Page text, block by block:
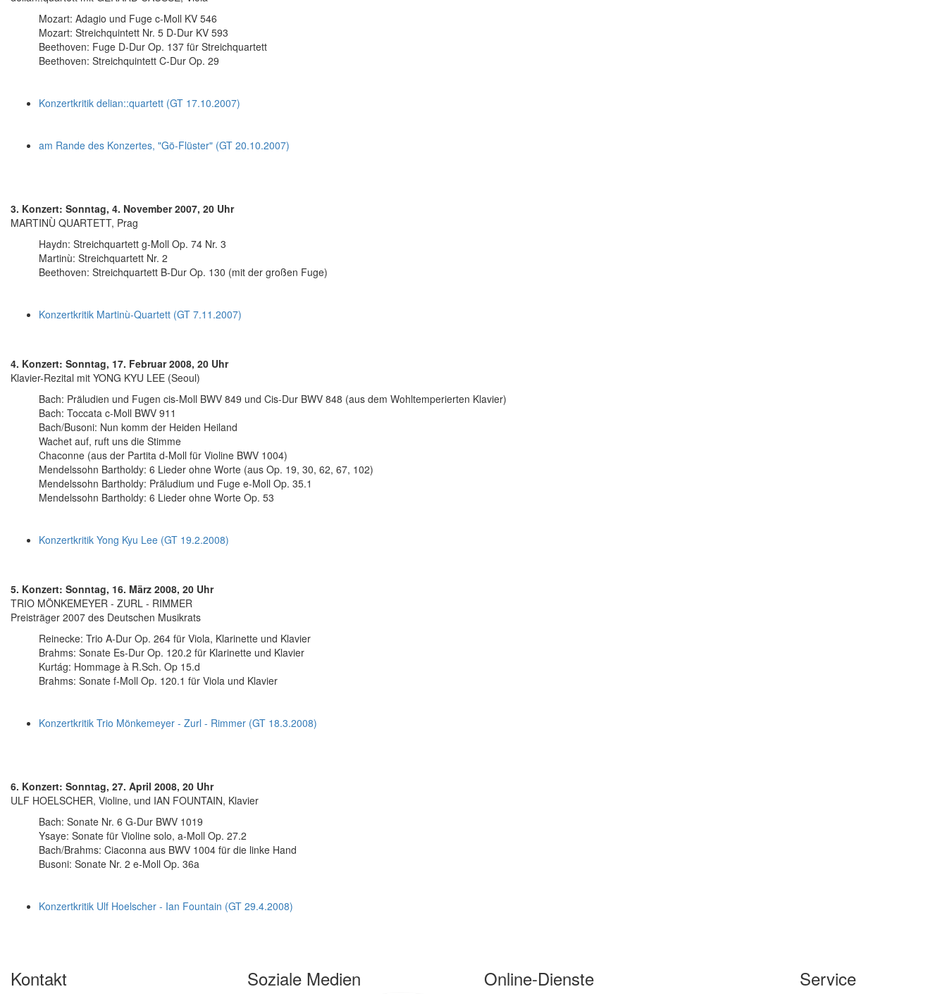
Mozart: Adagio und Fuge c-Moll KV 546
Mozart: Streichquintett Nr. 5 D-Dur KV 593
Beethoven: Fuge D-Dur Op. 137 für Streichquartett
Beethoven: Streichquintett C-Dur Op. 29
Konzertkritik delian::quartett (GT 17.10.2007)
am Rande des Konzertes, "Gö-Flüster" (GT 20.10.2007)
3. Konzert: Sonntag, 4. November 2007, 20 Uhr
MARTINÙ QUARTETT, Prag
Haydn: Streichquartett g-Moll Op. 74 Nr. 3
Martinù: Streichquartett Nr. 2
Beethoven: Streichquartett B-Dur Op. 130 (mit der großen Fuge)
Konzertkritik Martinù-Quartett (GT 7.11.2007)
4. Konzert: Sonntag, 17. Februar 2008, 20 Uhr
Klavier-Rezital mit YONG KYU LEE (Seoul)
Bach: Präludien und Fugen cis-Moll BWV 849 und Cis-Dur BWV 848 (aus dem Wohltemperierten Klavier)
Bach: Toccata c-Moll BWV 911
Bach/Busoni: Nun komm der Heiden Heiland
Wachet auf, ruft uns die Stimme
Chaconne (aus der Partita d-Moll für Violine BWV 1004)
Mendelssohn Bartholdy: 6 Lieder ohne Worte (aus Op. 19, 30, 62, 67, 102)
Mendelssohn Bartholdy: Präludium und Fuge e-Moll Op. 35.1
Mendelssohn Bartholdy: 6 Lieder ohne Worte Op. 53
Konzertkritik Yong Kyu Lee (GT 19.2.2008)
5. Konzert: Sonntag, 16. März 2008, 20 Uhr
TRIO MÖNKEMEYER - ZURL - RIMMER
Preisträger 2007 des Deutschen Musikrats
Reinecke: Trio A-Dur Op. 264 für Viola, Klarinette und Klavier
Brahms: Sonate Es-Dur Op. 120.2 für Klarinette und Klavier
Kurtág: Hommage à R.Sch. Op 15.d
Brahms: Sonate f-Moll Op. 120.1 für Viola und Klavier
Konzertkritik Trio Mönkemeyer - Zurl - Rimmer (GT 18.3.2008)
6. Konzert: Sonntag, 27. April 2008, 20 Uhr
ULF HOELSCHER, Violine, und IAN FOUNTAIN, Klavier
Bach: Sonate Nr. 6 G-Dur BWV 1019
Ysaye: Sonate für Violine solo, a-Moll Op. 27.2
Bach/Brahms: Ciaconna aus BWV 1004 für die linke Hand
Busoni: Sonate Nr. 2 e-Moll Op. 36a
Konzertkritik Ulf Hoelscher - Ian Fountain (GT 29.4.2008)
Kontakt Soziale Medien Online-Dienste Service